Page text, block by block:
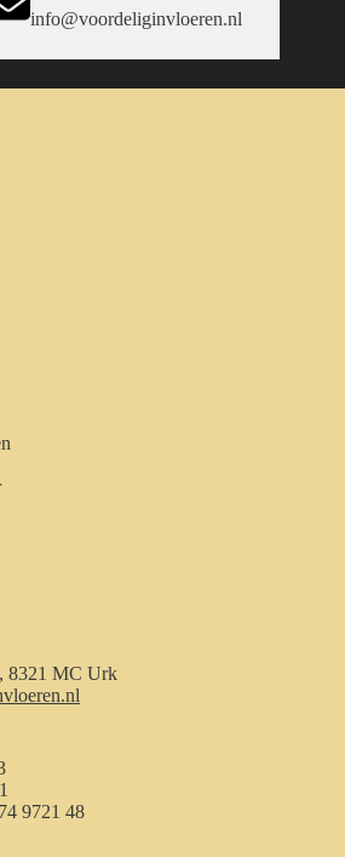
info@voordeliginvloeren.nl
8321 MC Urk
9721 48